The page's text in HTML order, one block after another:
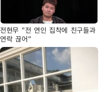
전현무 "전 연인 집착에 친구들과
연락 끊어"